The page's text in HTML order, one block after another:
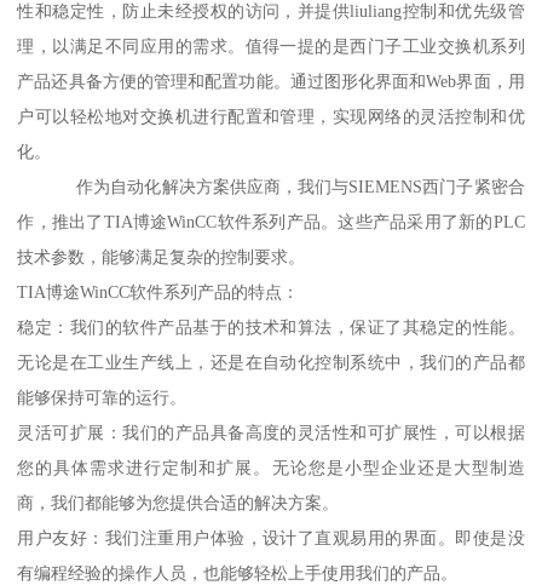
性和稳定性，防止未经授权的访问，并提供liuliang控制和优先级管
理，以满足不同应用的需求。值得一提的是西门子工业交换机系列
产品还具备方便的管理和配置功能。通过图形化界面和Web界面，用
户可以轻松地对交换机进行配置和管理，实现网络的灵活控制和优
化。
作为自动化解决方案供应商，我们与SIEMENS西门子紧密合
作，推出了TIA博途WinCC软件系列产品。这些产品采用了新的PLC
技术参数，能够满足复杂的控制要求。
TIA博途WinCC软件系列产品的特点：
稳定：我们的软件产品基于的技术和算法，保证了其稳定的性能。
无论是在工业生产线上，还是在自动化控制系统中，我们的产品都
能够保持可靠的运行。
灵活可扩展：我们的产品具备高度的灵活性和可扩展性，可以根据
您的具体需求进行定制和扩展。无论您是小型企业还是大型制造
商，我们都能够为您提供合适的解决方案。
用户友好：我们注重用户体验，设计了直观易用的界面。即使是没
有编程经验的操作人员，也能够轻松上手使用我们的产品。